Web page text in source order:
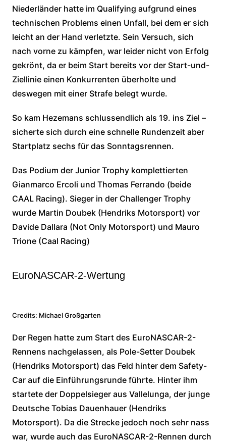
Niederländer hatte im Qualifying aufgrund eines
technischen Problems einen Unfall, bei dem er sich
leicht an der Hand verletzte. Sein Versuch, sich
nach vorne zu kämpfen, war leider nicht von Erfolg
gekrönt, da er beim Start bereits vor der Start-und-
Ziellinie einen Konkurrenten überholte und
deswegen mit einer Strafe belegt wurde.
So kam Hezemans schlussendlich als 19. ins Ziel –
sicherte sich durch eine schnelle Rundenzeit aber
Startplatz sechs für das Sonntagsrennen.
Das Podium der Junior Trophy komplettierten
Gianmarco Ercoli und Thomas Ferrando (beide
CAAL Racing). Sieger in der Challenger Trophy
wurde Martin Doubek (Hendriks Motorsport) vor
Davide Dallara (Not Only Motorsport) und Mauro
Trione (Caal Racing)
EuroNASCAR-2-Wertung
Credits: Michael Großgarten
Der Regen hatte zum Start des EuroNASCAR-2-
Rennens nachgelassen, als Pole-Setter Doubek
(Hendriks Motorsport) das Feld hinter dem Safety-
Car auf die Einführungsrunde führte. Hinter ihm
startete der Doppelsieger aus Vallelunga, der junge
Deutsche Tobias Dauenhauer (Hendriks
Motorsport). Da die Strecke jedoch noch sehr nass
war, wurde auch das EuroNASCAR-2-Rennen durch